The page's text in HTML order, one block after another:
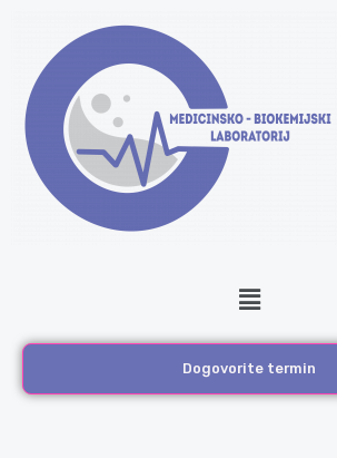
content
Menu
Dogovorite termin